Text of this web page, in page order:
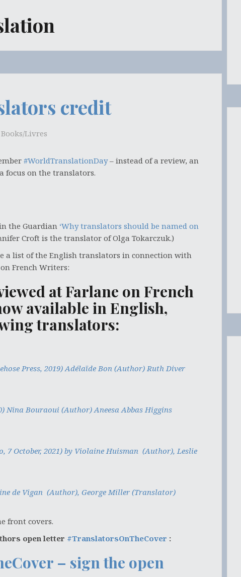
credit
Books/Livres
#WorldTranslationDay– instead of a review, an
focus on the translators.
the Guardian ‘Why translators should be named on
Croft is the translator of Olga Tokarczuk.)
a list of the English translators in connection with
French Writers:
at Farlane on French
available in English,
translators:
Press, 2019) Adélaïde Bon (Author) Ruth Diver
Nina Bouraoui (Author) Aneesa Abbas Higgins
7 October, 2021) by Violaine Huisman (Author), Leslie
de Vigan (Author), George Miller (Translator)
front covers.
open letter #TranslatorsOnTheCover :
– sign the open